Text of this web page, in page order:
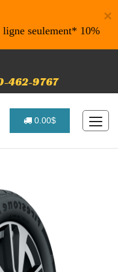
×
seulement* 10% de
462-9767
0.00$